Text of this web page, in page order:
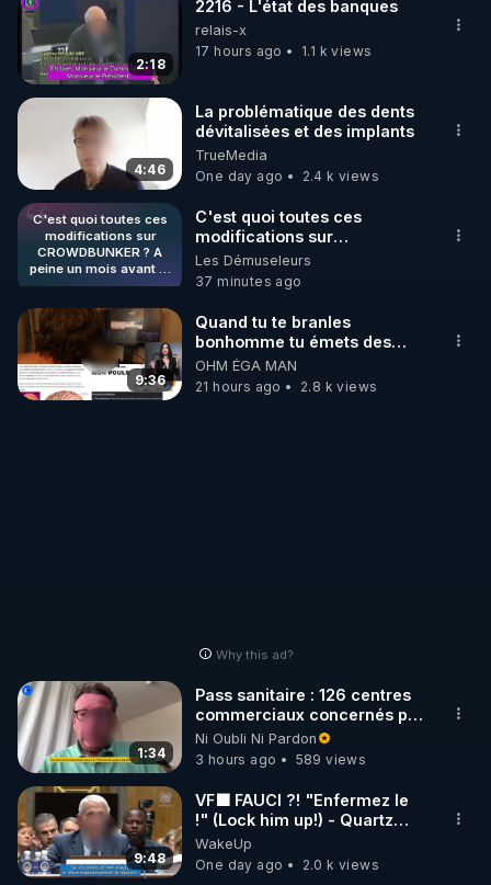
2:18
2216 - L'état des banques
relais-x
17 hours ago
1.1 k views
4:46
La problématique des dents
dévitalisées et des implants
TrueMedia
One day ago
2.4 k views
C'est quoi toutes ces
modifications sur
CROWDBUNKER ? A
peine un mois avant le
début de la censure sur
Dites-moi pas que
c'est pas vrai ???
Crowdbunker sous
contrôle ? En tout cas,
la coïncidence est
bizarre et les nouvelles
C'est quoi toutes ces
modifications sur
CROWDBUNKER ? A peine
un mois avant le début de la
censure sur les réseaux
sociaux ? Dites-moi pas que
c'est pas vrai ???
Crowdbunker sous contrôle
? En tout cas, la coïncidence
est bizarre et les nouvelles
Les Démuseleurs
37 minutes ago
9:36
Quand tu te branles
bonhomme tu émets des
ondes ils ont juste omis de
t'expliquer
OHM ÉGA MAN
21 hours ago
2.8 k views
Why this ad?
1:34
Pass sanitaire : 126 centres
commerciaux concernés par
l'obligation dans toute la
France
Ni Oubli Ni Pardon
3 hours ago
589 views
9:48
VF🟩 FAUCI ?! "Enfermez le
!" (Lock him up!) - Quartz
Traduction
WakeUp
One day ago
2.0 k views